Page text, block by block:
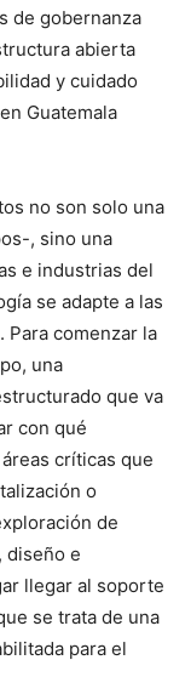
de gobernanza
abierta
y cuidado
Guatemala
no son solo una
, sino una
e industrias del
se adapte a las
Para comenzar la
una
que va
con qué
críticas que
o
de
diseño e
llegar al soporte
se trata de una
para el